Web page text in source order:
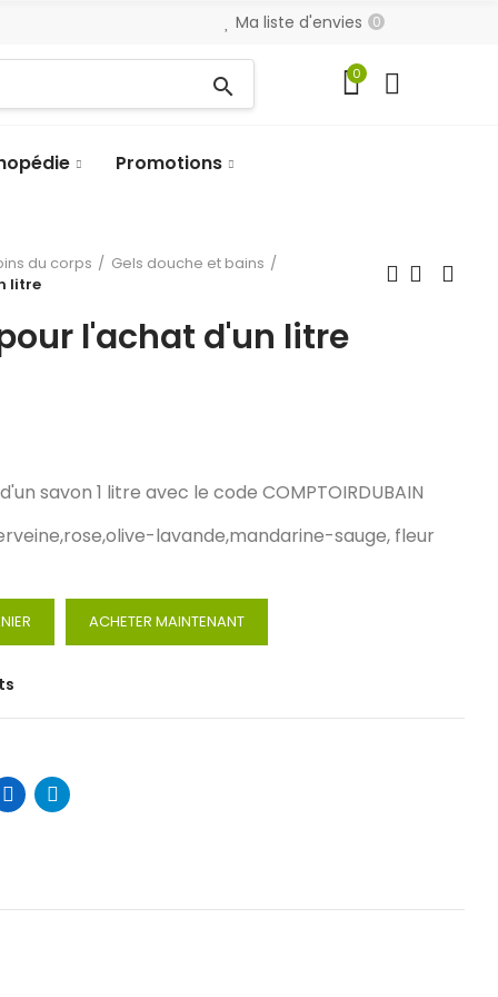
Ma liste d'envies 0
search 0
Promotions
du corps
Gels douche et bains
litre
l'achat d'un litre
savon 1 litre avec le code COMPTOIRDUBAIN
lavande,mandarine-sauge, fleur
ACHETER MAINTENANT